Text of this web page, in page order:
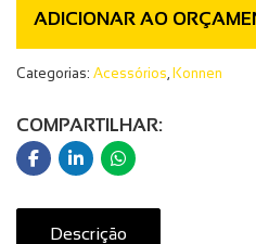
ADICIONAR AO
Categorias: Acessórios Konnen
COMPARTILHAR:
Descrição